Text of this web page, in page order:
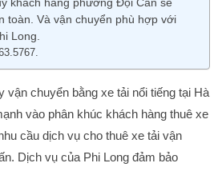
khách hàng phường Đội Cấn sẽ
toàn. Và vận chuyển phù hợp với
Long.
vận chuyển bằng xe tải nổi tiếng tại Hà
vào phân khúc khách hàng thuê xe
cầu dịch vụ cho thuê xe tải vận
Dịch vụ của Phi Long đảm bảo